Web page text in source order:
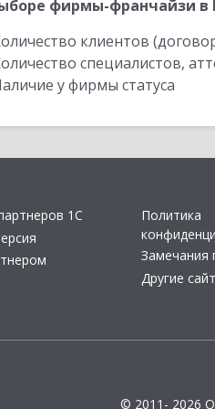
фирмы-франчайзи в
клиентов
специалистов,
у фирмы статуса
1С
Политика
Замечания
Другие
© 2011- 2026